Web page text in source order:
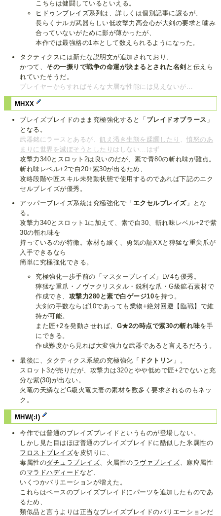
こちらは健闘しているといえる。
ヒドゥンブレイズ系列は、詳しくは個別記事に譲るが、
長らくナルガ武器らしい低攻撃力高会心が大剣の要求と噛み
合っていないがために影が薄かったが、
本作では最強格の1本として数えられるようになった。
タクティクスには新たな説明文が追加されており、
かつて、 その一振りで戦争の命運が決まるとされた名剣 と伝えら
れていたそうだ。
プレイヤーからすればそんな大層な性能には見えないが…
MHXX
ブレイズブレイドのまま究極強化すると「 ブレイドオブラース 」
となる。
武器銘にラースとあるが、飢え渇き生態を蹂躙したり 、憤怒のあ
まりに世界を滅ぼそうとしたり はしない…はず
攻撃力340とスロット2は良いのだが、素で青80の斬れ味が難点。
斬れ味レベル+2で白20+紫30が出るため、
攻略段階や匠スキル未発動状態で使用するのであれば下記のエク
セルブレイズが優秀。
アッパーブレイズ系統は究極強化で「 エクセルブレイズ 」とな
る。
攻撃力340とスロット1に加えて、素で白30、斬れ味レベル+2で紫
30の斬れ味を
持っているのが特徴。素材も緩く、勇気の証XXと獰猛な重尖爪が
入手できるなら
簡単に究極強化できる。
究極強化一歩手前の「マスターブレイズ」LV4も優秀。
獰猛な重爪・ノヴァクリスタル・鋭利な爪・G級鉱石素材で
作成でき、 攻撃力280と素で白ゲージ10を持つ。
大剣の手数ならば10であっても 業物+絶対回避【臨戦】 で維
持が可能。
また匠+2を発動させれば、 G★2の時点で紫30の斬れ味を手
にできる。
作成難度から見れば大変強力な武器であると言えるだろう。
最後に、タクティクス系統の究極強化「 ドクトリン 」。
スロット3が売りだが、攻撃力は320とやや低めで匠+2でないと充
分な紫(30)が出ない。
火竜の天鱗などG級火竜夫妻の素材を数多く要求されるのもネッ
ク。
MHW(:I)
今作では普通のブレイズブレイドというものが登場しない。
しかし見た目はほぼ普通のブレイズブレイドに酷似した氷属性の
フロストブレイズを皮切りに、
毒属性のダチュラブレイズ 、火属性のラヴァブレイズ 、麻痺属性
のマラドハディード など、
いくつかバリエーションが増えた。
これらはベースのブレイズブレイドにパーツを追加したものであ
るため、
類似品と言うよりは正当なブレイズブレイドのバリエーションだ